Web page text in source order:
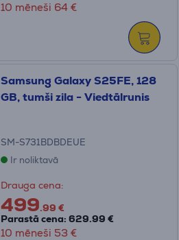
10 mēneši 64 €
Samsung Galaxy S25FE, 128
GB, tumši zila - Viedtālrunis
SM-S731BDBDEUE
Ir noliktavā
Drauga cena:
499.99 €
Parastā cena: 629.99 €
10 mēneši 53 €